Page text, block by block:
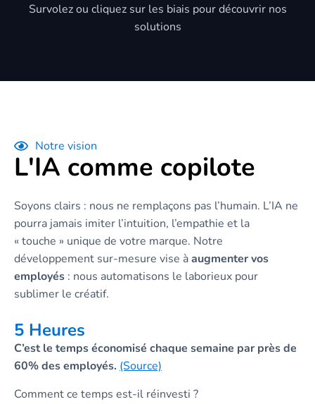
Mode Hors-ligne
Survolez ou cliquez sur les biais pour découvrir nos
solutions
Notre vision
L'IA comme copilote
Soyons clairs : nous ne remplaçons pas l’humain. L’IA ne
pourra jamais imiter l’intuition, l’empathie et la
« touche » unique de votre marque. Notre
développement sur-mesure vise àaugmenter vos
employés : nous automatisons le laborieux pour
sublimer le créatif.
5 Heures
C’est le temps économisé chaque semaine par près de
60% des employés. (Source)
Comment ce temps est-il réinvesti ?